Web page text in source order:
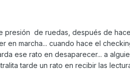
de ruedas, después de
en marcha... cuando hace el
ese rato en desaparecer... a
tarde un rato en recibir las